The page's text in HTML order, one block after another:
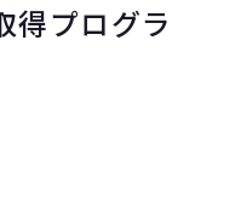
得プログラ